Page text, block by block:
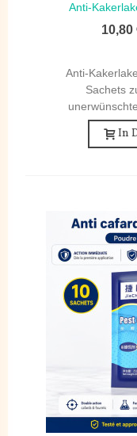
Anti-
10,80
Anti-
Sachets
In